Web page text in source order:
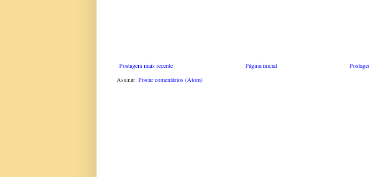
Postagem mais recente
Página inicial
Assinar:Postar comentários (Atom)